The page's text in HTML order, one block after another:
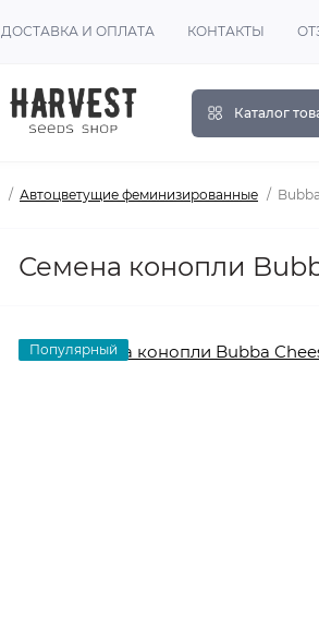
ДОСТАВКА И ОПЛАТА КОНТАКТЫ
Каталог
Автоцветущие феминизированные
Семена конопли
Популярный